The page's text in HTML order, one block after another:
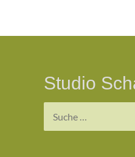
Studio